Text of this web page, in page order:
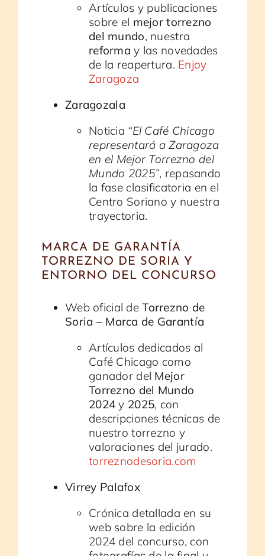
Artículos y publicaciones
sobre el mejor torrezno
del mundo, nuestra
reforma y las novedades
de la reapertura. Enjoy
Zaragoza
Zaragozala
Noticia “El Café Chicago
representará a Zaragoza
en el Mejor Torrezno del
Mundo 2025”, repasando
la fase clasificatoria en el
Centro Soriano y nuestra
trayectoria.
MARCA DE GARANTÍA
TORREZNO DE SORIA Y
ENTORNO DEL CONCURSO
Web oficial deTorrezno de
Soria – Marca de Garantía
Artículos dedicados al
Café Chicago como
ganador del Mejor
Torrezno del Mundo
2024 y 2025, con
descripciones técnicas de
nuestro torrezno y
valoraciones del jurado.
torreznodesoria.com
Virrey Palafox
Crónica detallada en su
web sobre la edición
2024 del concurso, con